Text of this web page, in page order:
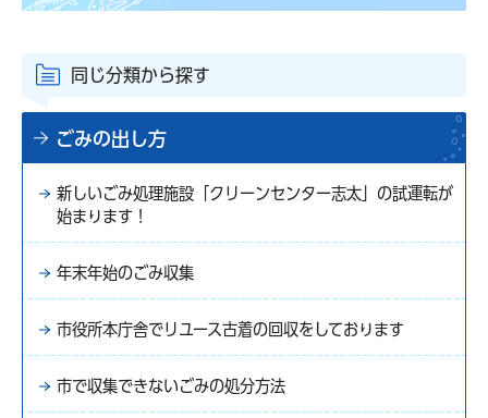
同じ分類から探す
ごみの出し方
新しいごみ処理施設「クリーンセンター志太」の試運転が
始まります！
年末年始のごみ収集
市役所本庁舎でリユース古着の回収をしております
市で収集できないごみの処分方法